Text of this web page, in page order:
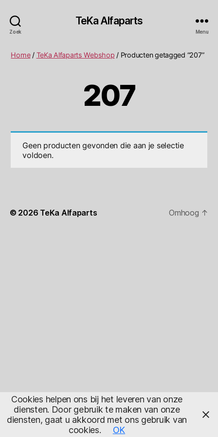
Zoek
TeKa Alfaparts
Menu
Home/ TeKa Alfaparts Webshop / Producten getagged “207”
207
Geen producten gevonden die aan je selectie
voldoen.
© 2026 TeKa Alfaparts Omhoog ↑
Cookies helpen ons bij het leveren van onze
diensten. Door gebruik te maken van onze
diensten, gaat u akkoord met ons gebruik van
cookies.
OK